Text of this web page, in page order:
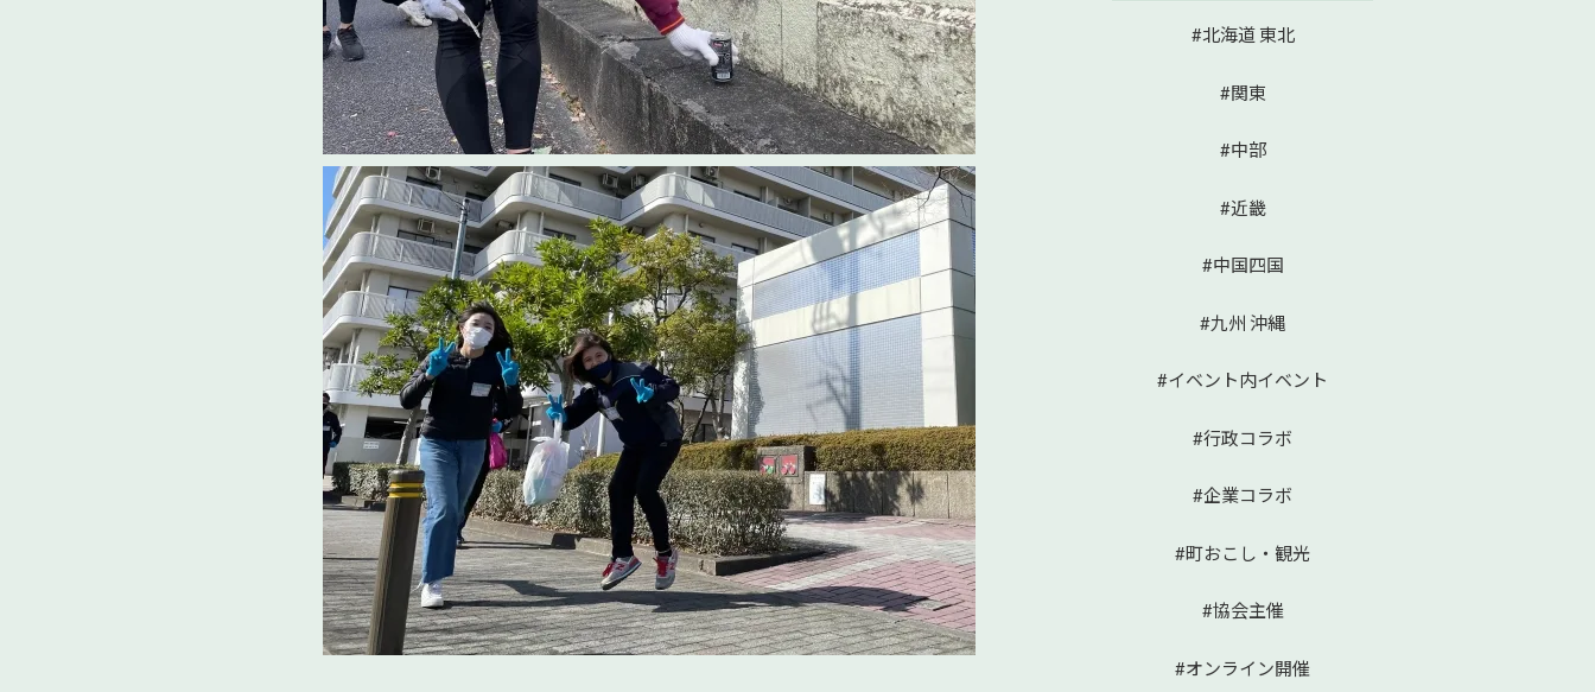
#北海道 東北
#関東
#中部
#近畿
#中国四国
#九州 沖縄
#イベント内イベント
#行政コラボ
#企業コラボ
#町おこし・観光
#協会主催
#オンライン開催